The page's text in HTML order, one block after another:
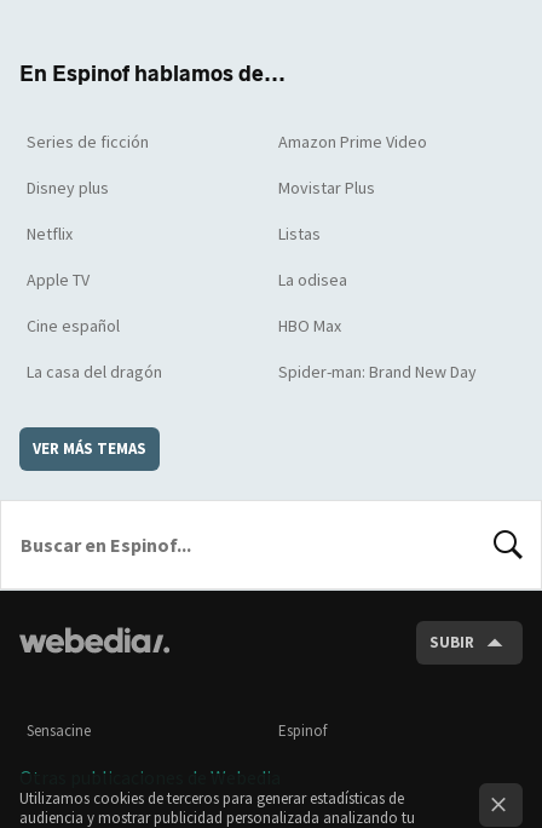
En Espinof hablamos de...
Series de ficción Amazon Prime Video
Disney plus Movistar Plus
Netflix Listas
Apple TV La odisea
Cine español HBO Max
La casa del dragón Spider-man: Brand New Day
VER MÁS TEMAS
SUBIR
Sensacine Espinof
Otras publicaciones de Webedia
Utilizamos cookies de terceros para generar estadísticas de
audiencia y mostrar publicidad personalizada analizando tu